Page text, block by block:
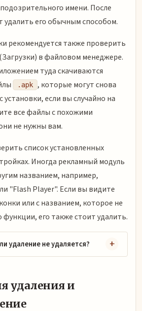
имени. После
удалить его обычным способом.
рекомендуется также проверить
(Загрузки) в файловом менеджере.
туда скачиваются
.apk
, которые могут снова
установки, если вы случайно на
все файлы с похожими
не нужны вам.
список установленных
Иногда рекламный модуль
названием, например,
"Flash Player". Если вы видите
или с названием, которое не
функции, его также стоит удалить.
удаление не удаляется?
удаления и